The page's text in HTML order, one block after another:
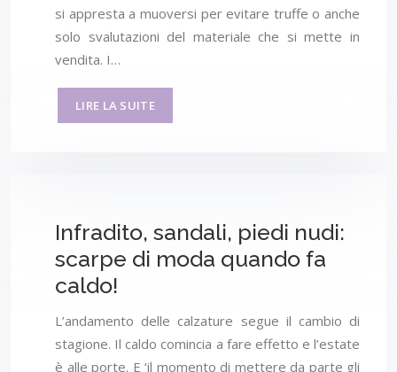
si appresta a muoversi per evitare truffe o anche
solo svalutazioni del materiale che si mette in
vendita. I…
LIRE LA SUITE
Infradito, sandali, piedi nudi:
scarpe di moda quando fa
caldo!
L’andamento delle calzature segue il cambio di
stagione. Il caldo comincia a fare effetto e l’estate
è alle porte. E ‘il momento di mettere da parte gli